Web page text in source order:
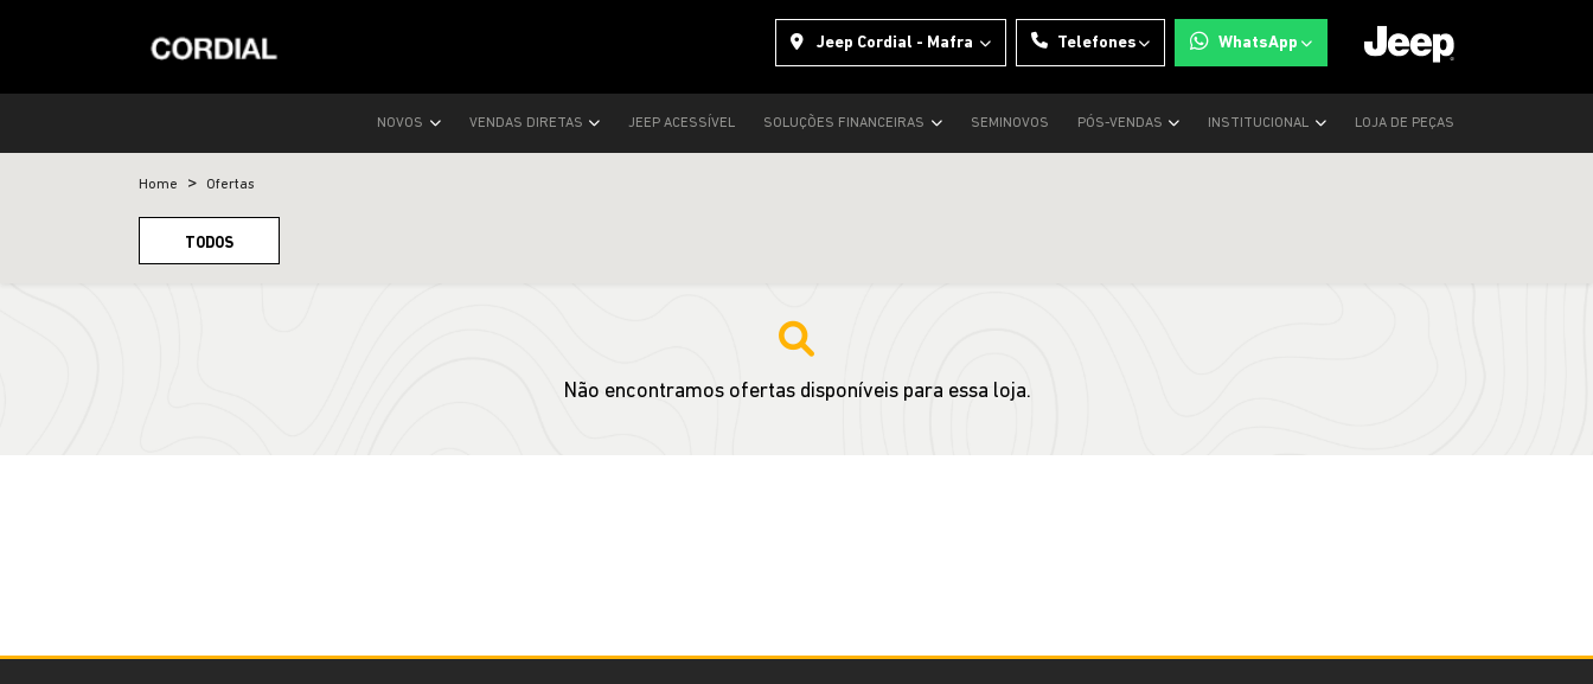
Jeep Cordial - Mafra Telefones WhatsApp
NOVOS VENDAS DIRETAS JEEP ACESSÍVEL SOLUÇÕES FINANCEIRAS SEMINOVOS PÓS-VENDAS INSTITUCIONAL LOJA DE PEÇAS
Home Ofertas
TODOS
Não encontramos ofertas disponíveis para essa loja.